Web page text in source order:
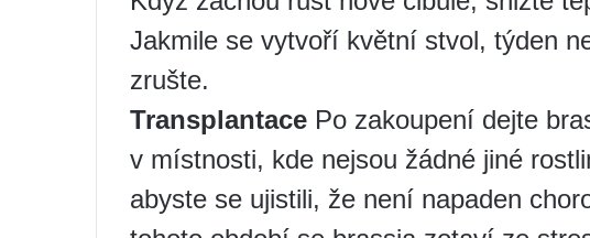
Jakmile se vytvoří květní stvol, týden
zrušte.
Transplantace Po zakoupení dejte
v místnosti, kde nejsou žádné jiné
abyste se ujistili, že není napaden